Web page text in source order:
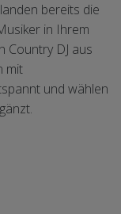
bereits die
in Ihrem
Country DJ aus
mit
und wählen